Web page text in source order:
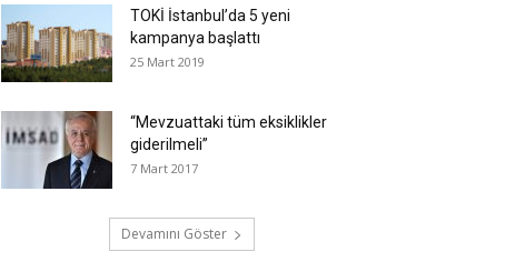
TOKİ İstanbul’da 5 yeni
kampanya başlattı
25 Mart 2019
“Mevzuattaki tüm eksiklikler
giderilmeli”
7 Mart 2017
Devamını Göster